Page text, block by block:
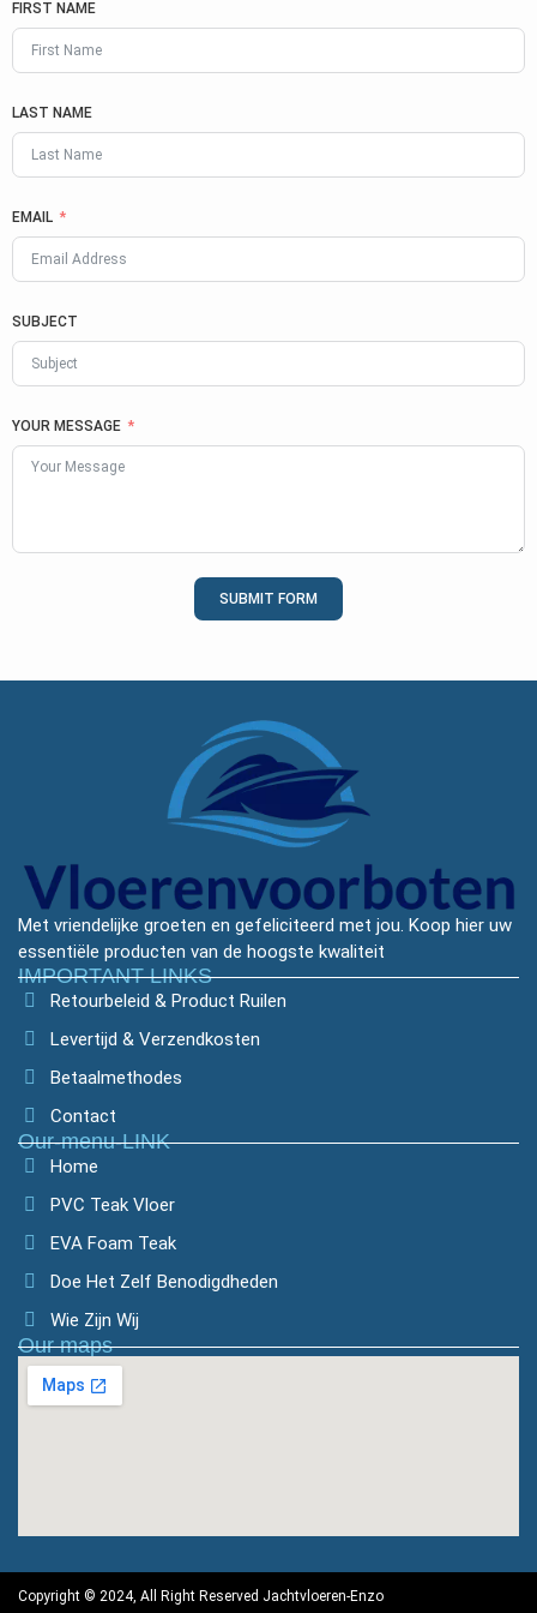
FIRST NAME
LAST NAME
EMAIL
SUBJECT
YOUR MESSAGE
SUBMIT FORM
Met vriendelijke groeten en gefeliciteerd met jou. Koop hier uw
essentiële producten van de hoogste kwaliteit
IMPORTANT LINKS
Retourbeleid & Product Ruilen
Levertijd & Verzendkosten
Betaalmethodes
Contact
Our-menu-LINK
Home
PVC Teak Vloer
EVA Foam Teak
Doe Het Zelf Benodigdheden
Wie Zijn Wij
Our maps
Copyright © 2024, All Right Reserved Jachtvloeren-Enzo
Optimized by Seraphinite Accelerator